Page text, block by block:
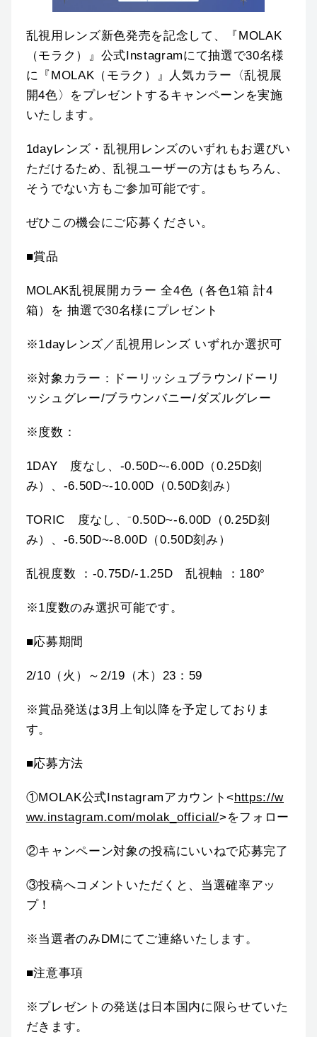
乱視用レンズ新色発売を記念して、『MOLAK
（モラク）』公式Instagramにて抽選で30名様
に『MOLAK（モラク）』人気カラー〈乱視展
開4色〉をプレゼントするキャンペーンを実施
いたします。
1dayレンズ・乱視用レンズのいずれもお選びい
ただけるため、乱視ユーザーの方はもちろん、
そうでない方もご参加可能です。
ぜひこの機会にご応募ください。
■賞品
MOLAK乱視展開カラー 全4色（各色1箱 計4
箱）を 抽選で30名様にプレゼント
※1dayレンズ／乱視用レンズ いずれか選択可
※対象カラー：ドーリッシュブラウン/ドーリ
ッシュグレー/ブラウンバニー/ダズルグレー
※度数：
1DAY 度なし、-0.50D~-6.00D（0.25D刻
み）、-6.50D~-10.00D（0.50D刻み）
TORIC 度なし、⁻0.50D~-6.00D（0.25D刻
み）、-6.50D~-8.00D（0.50D刻み）
乱視度数 ：-0.75D/-1.25D 乱視軸 ：180°
※1度数のみ選択可能です。
■応募期間
2/10（火）～2/19（木）23：59
※賞品発送は3月上旬以降を予定しておりま
す。
■応募方法
①MOLAK公式Instagramアカウント< https://w
ww.instagram.com/molak_official/>をフォロー
②キャンペーン対象の投稿にいいねで応募完了
③投稿へコメントいただくと、当選確率アッ
プ！
※当選者のみDMにてご連絡いたします。
■注意事項
※プレゼントの発送は日本国内に限らせていた
だきます。